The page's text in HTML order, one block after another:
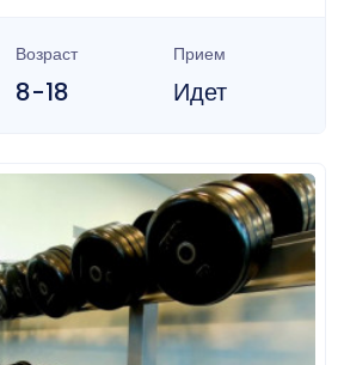
Возраст
8-18
Прием
Идет